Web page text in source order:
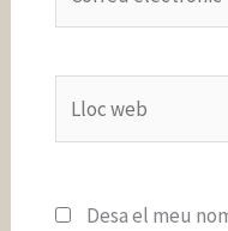
electrònic*
web
Desa el meu